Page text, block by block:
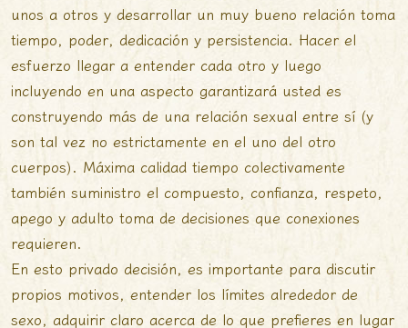
unos a otros y desarrollar un muy bueno relación toma
tiempo, poder, dedicación y persistencia. Hacer el
esfuerzo llegar a entender cada otro y luego
incluyendo en una aspecto garantizará usted es
construyendo más de una relación sexual entre sí (y
son tal vez no estrictamente en el uno del otro
cuerpos). Máxima calidad tiempo colectivamente
también suministro el compuesto, confianza, respeto,
apego y adulto toma de decisiones que conexiones
requieren.
En esto privado decisión, es importante para discutir
propios motivos, entender los límites alrededor de
sexo, adquirir claro acerca de lo que prefieres en lugar